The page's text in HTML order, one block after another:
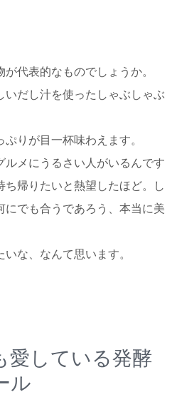
代表的なものでしょうか。
いだし汁を使ったしゃぶしゃぶ
りが目一杯味わえます。
メにうるさい人がいるんです
帰りたいと熱望したほど。し
にでも合うであろう、本当に美
な、なんて思います。
している発酵
ル